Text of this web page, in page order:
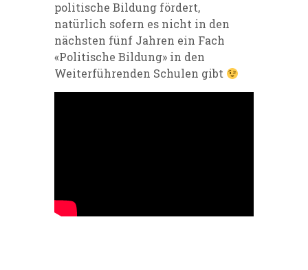
politische Bildung fördert,
natürlich sofern es nicht in den
nächsten fünf Jahren ein Fach
«Politische Bildung» in den
Weiterführenden Schulen gibt